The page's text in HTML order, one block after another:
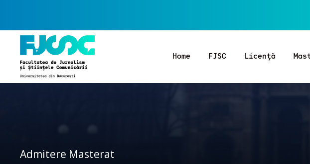
Home FJSC Licență
Admitere Masterat